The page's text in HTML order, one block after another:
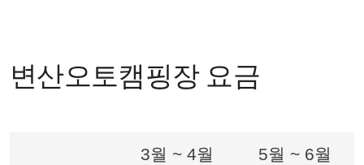
변산오토캠핑장 요금
3월 ~ 4월 5월 ~ 6월